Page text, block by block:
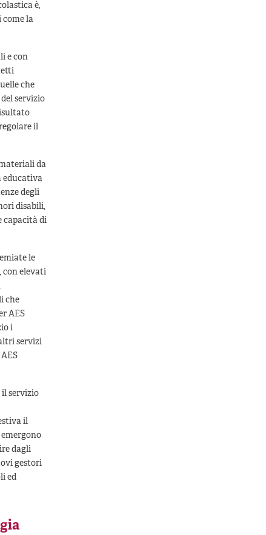
è,
la
e con
che
servizio
il
da
educativa
degli
disabili,
capacità di
le
con elevati
che
AES
i
servizi
servizio
il
dagli
gestori
ed